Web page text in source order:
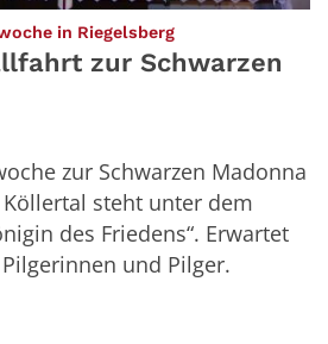
in Riegelsberg:
zur Schwarzen
zur Schwarzen Madonna
steht unter dem
des Friedens“. Erwartet
und Pilger.